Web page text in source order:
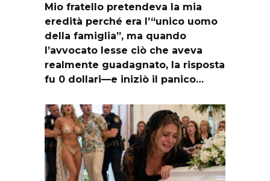
Mio fratello pretendeva la mia
eredità perché era l’“unico uomo
della famiglia”, ma quando
l’avvocato lesse ciò che aveva
realmente guadagnato, la risposta
fu 0 dollari—e iniziò il panico…